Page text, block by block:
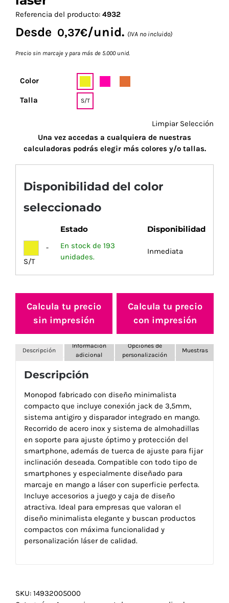
Referencia del producto: 4932
Desde 0,37€/unid. (IVA no incluido)
Precio sin marcaje y para más de 5.000 unid.
Color
Talla S/T
Limpiar Selección
Una vez accedas a cualquiera de nuestras
calculadoras podrás elegir más colores y/o tallas.
Disponibilidad del color
seleccionado
Estado Disponibilidad
-
S/T
En stock de 193
unidades.
Inmediata
Calcula tu precio
sin impresión
Calcula tu precio
con impresión
Descripción
Información
adicional
Opciones de
personalización
Muestras
Descripción
Monopod fabricado con diseño minimalista
compacto que incluye conexión jack de 3,5mm,
sistema antigiro y disparador integrado en mango.
Recorrido de acero inox y sistema de almohadillas
en soporte para ajuste óptimo y protección del
smartphone, además de tuerca de ajuste para fijar
inclinación deseada. Compatible con todo tipo de
smartphones y especialmente diseñado para
marcaje en mango a láser con superficie perfecta.
Incluye accesorios a juego y caja de diseño
atractiva. Ideal para empresas que valoran el
diseño minimalista elegante y buscan productos
compactos con máxima funcionalidad y
personalización láser de calidad.
SKU: 14932005000